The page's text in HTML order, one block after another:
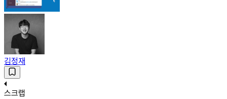
김정재
스크랩